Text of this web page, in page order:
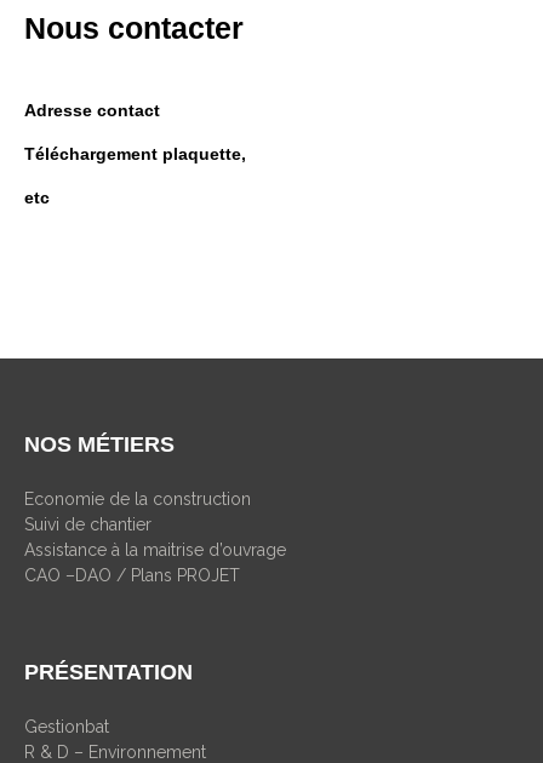
Nous contacter
Adresse contact
Téléchargement plaquette,
etc
NOS MÉTIERS
Economie de la construction
Suivi de chantier
Assistance à la maitrise d’ouvrage
CAO –DAO / Plans PROJET
PRÉSENTATION
Gestionbat
R & D – Environnement